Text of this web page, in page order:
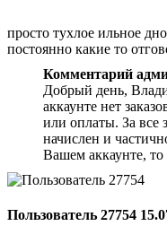
просто тухлое ильное
постоянно какие то
Комментарий
Добрый день,
аккаунте нет
или оплаты. За все
начислен и
Вашем аккаунте, то
Пользователь 27754